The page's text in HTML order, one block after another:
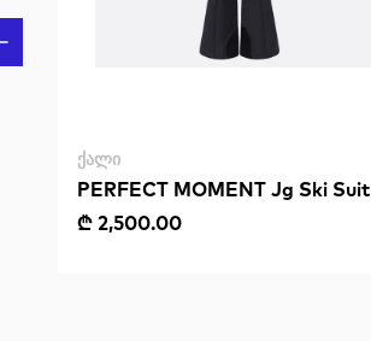
ᲥᲐᲚᲘ
PERFECT MOMENT Jg Ski Suit
₾ 2,500.00